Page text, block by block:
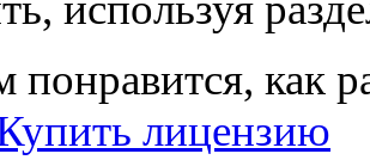
понравится, как
лицензию